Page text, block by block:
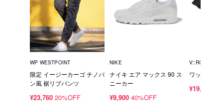
WP WESTPOINT
限定 イージーカーゴ チノパ
ン風 裾リブパンツ
¥23,760 20%OFF
NIKE
ナイキ エア マックス 90 ス
ニーカー
¥9,900 40%OFF
V::ROOM
ワッフルポ
¥19,800